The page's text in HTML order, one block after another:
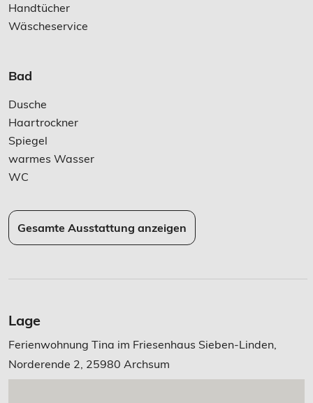
Handtücher
Wäscheservice
Bad
Dusche
Haartrockner
Spiegel
warmes Wasser
WC
Gesamte Ausstattung anzeigen
Lage
Ferienwohnung Tina im Friesenhaus Sieben-Linden,
Norderende 2, 25980 Archsum